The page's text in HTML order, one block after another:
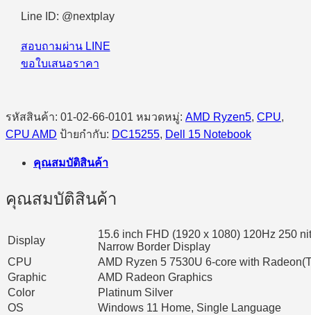
Line ID: @nextplay
สอบถามผ่าน LINE
ขอใบเสนอราคา
รหัสสินค้า: 01-02-66-0101 หมวดหมู่: AMD Ryzen5, CPU,
CPU AMD ป้ายกำกับ: DC15255, Dell 15 Notebook
คุณสมบัติสินค้า
คุณสมบัติสินค้า
Display
15.6 inch FHD (1920 x 1080) 120Hz 250
Narrow Border Display
CPU
AMD Ryzen 5 7530U 6-core with
Graphic
AMD Radeon Graphics
Color
Platinum Silver
OS
Windows 11 Home, Single Language